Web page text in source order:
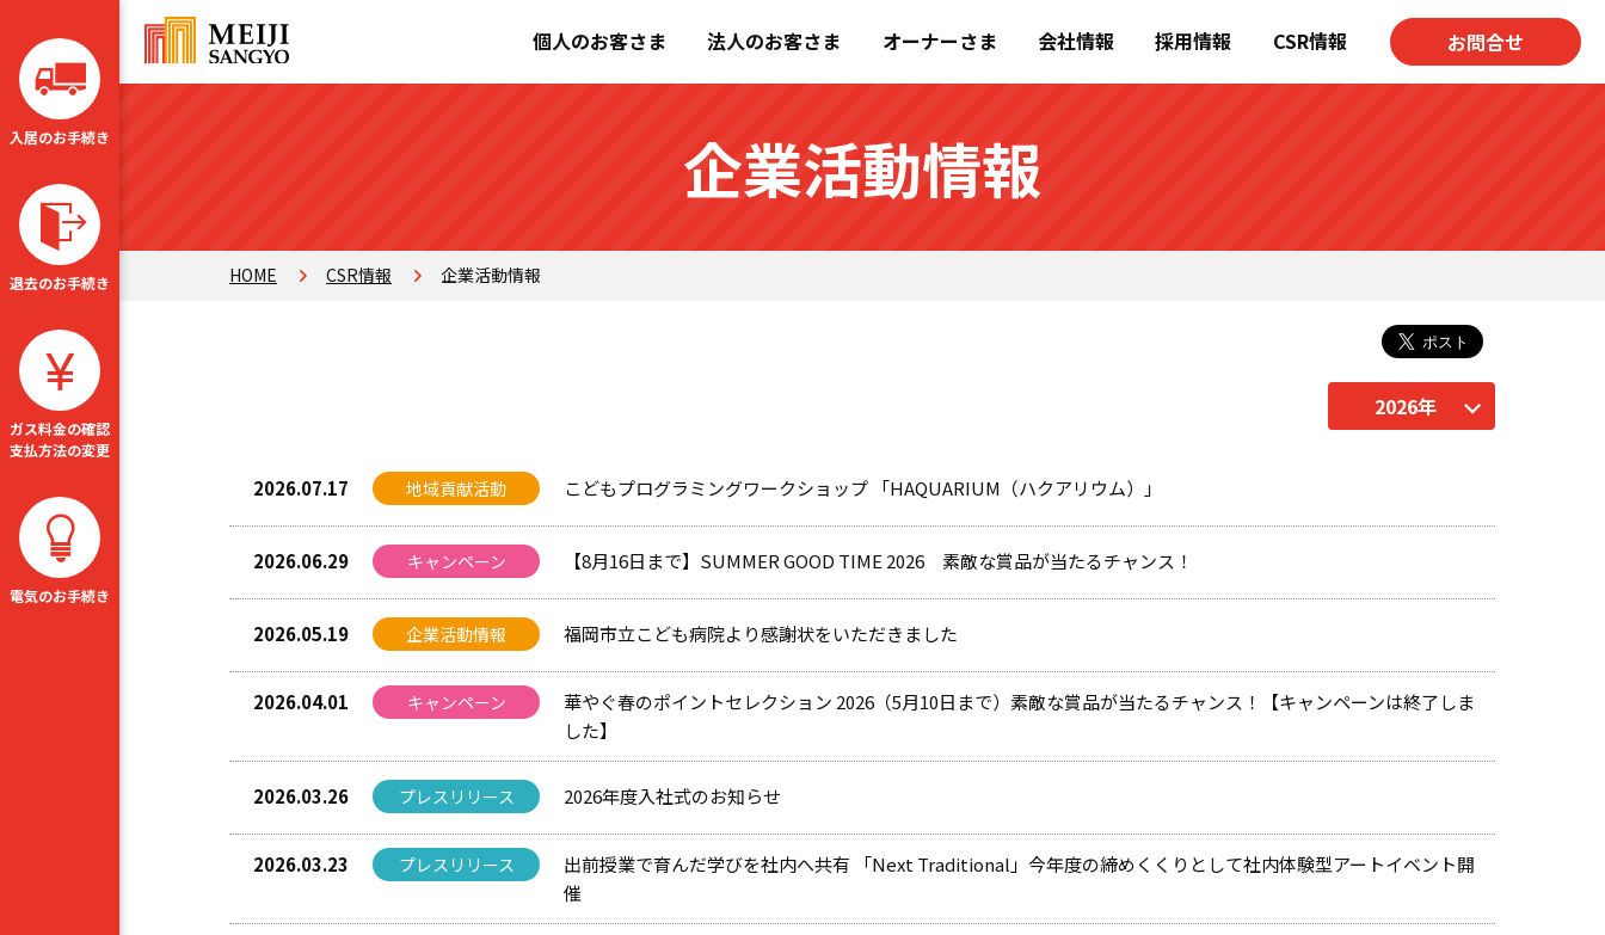
個人のお客さま 法人のお客さま オーナーさま 会社情報 採用情報 CSR情報 お問合せ
入居のお手続き
退去のお手続き
ガス料金の確認
支払方法の変更
電気のお手続き
企業活動情報
HOME CSR情報 企業活動情報
2026年
2026.07.17 地域貢献活動 こどもプログラミングワークショップ 「HAQUARIUM（ハクアリウム）」
2026.06.29 キャンペーン 【8月16日まで】SUMMER GOOD TIME 2026 素敵な賞品が当たるチャンス！
2026.05.19 企業活動情報 福岡市立こども病院より感謝状をいただきました
2026.04.01 キャンペーン
華やぐ春のポイントセレクション 2026（5月10日まで）素敵な賞品が当たるチャンス！【キャンペーンは終了しま
した】
2026.03.26 プレスリリース 2026年度入社式のお知らせ
2026.03.23 プレスリリース
出前授業で育んだ学びを社内へ共有 「Next Traditional」今年度の締めくくりとして社内体験型アートイベント開
催